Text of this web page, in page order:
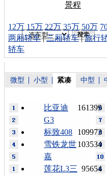
景程
12万 15万 22万 35万 50万
两厢轿车|三厢轿车|旅行
轿车
微型 小型 紧凑 中型
161399
比亚迪
G3
109973
标致408
103534
雪铁龙世
嘉
95654
莲花L3三